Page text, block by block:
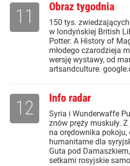
Obraz tygodnia
150 tys. zwiedzających
w londyńskiej British
Potter: A History of
młodego czarodzieja
wersję wystawy, od
artsandculture.
11
Info radar
Syria i Wunderwaffe
znów pręży muskuły.
na orędownika
humanitarne dla
Guta pod
setkami rosyjskie
12